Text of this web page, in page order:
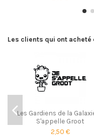
Les clients qui ont
Les Gardiens de la
S'appelle Groot
2,50 €